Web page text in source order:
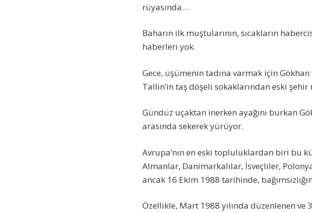
rüyasında…
Baharın ilk muştularının, sıcakların
haberleri yok.
Gece, üşümenin tadına varmak için
Tallin’in taş döşeli sokaklarından eski
Gündüz uçaktan inerken ayağını burkan
arasında sekerek yürüyor.
Avrupa’nın en eski topluluklardan biri bu
Almanlar, Danimarkalılar, İsveçliler,
ancak 16 Ekim 1988 tarihinde,
Özellikle, Mart 1988 yılında düzenlenen ve